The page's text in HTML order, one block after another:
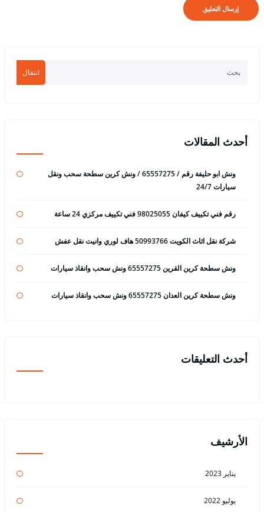
انتقال
أحدث المقالات
ونش ابو حليفة رقم / 65557275 / ونش كرين سطحة سحب ونقل
سيارات 24/7
رقم فني تكييف كيفان 98025055 فني تكييف مركزي 24 ساعة
شركة نقل اثاث الكويت 50993766 هاف لوري وانيت نقل عفش
ونش سطحة كرين القرين 65557275 ونش سحب وانقاذ سيارات
ونش سطحة كرين العدان 65557275 ونش سحب وانقاذ سيارات
أحدث التعليقات
الأرشيف
يناير 2023
يوليو 2022